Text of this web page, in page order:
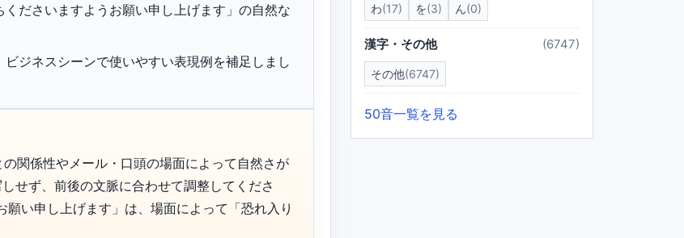
ださいますようお願い申し上げます」の自然な
ジネスシーンで使いやすい表現例を補足しまし
関係性やメール・口頭の場面によって自然さが
せず、前後の文脈に合わせて調整してくださ
い申し上げます」は、場面によって「恐れ入り
わ(17) を(3) ん(0)
漢字・その他 (6747)
その他(6747)
50音一覧を見る